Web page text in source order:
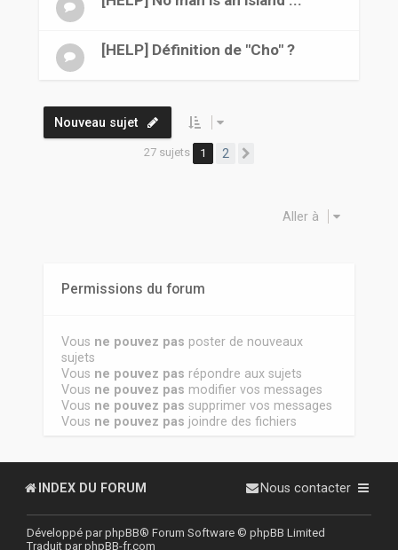
[HELP] Définition de "Cho" ?
Nouveau sujet
27 sujets 1 2
Aller à
Permissions du forum
Vous ne pouvez pas poster de nouveaux
sujets
Vous ne pouvez pas répondre aux sujets
Vous ne pouvez pas modifier vos messages
Vous ne pouvez pas supprimer vos messages
Vous ne pouvez pas joindre des fichiers
INDEX DU FORUM Nous contacter
Développé parphpBB® Forum Software © phpBB Limited
Traduit parphpBB-fr.com